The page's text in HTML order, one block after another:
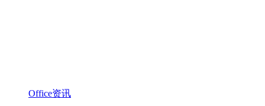
Office资讯